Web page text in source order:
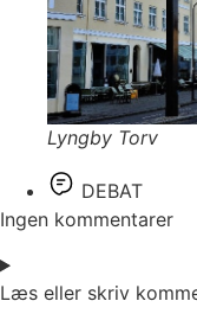
Lyngby Torv
DEBAT
Ingen kommentarer
Læs eller skriv